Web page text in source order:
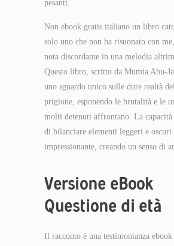
pesanti.
Non ebook gratis italiano un libro
solo uno che non ha risuonato con
nota discordante in una melodia
Questo libro, scritto da Mumia Abu-
uno sguardo unico sulle dure realtà
prigione, esponendo le brutalità e le
molti detenuti affrontano. La
di bilanciare elementi leggeri e oscuri
impressionante, creando un senso di
Versione eBook
Questione di età
Il racconto è una testimonianza